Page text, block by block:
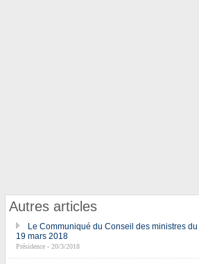
Autres articles
Le Communiqué du Conseil des ministres du
19 mars 2018
Présidence - 20/3/2018